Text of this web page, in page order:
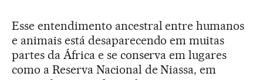
Esse entendimento ancestral entre humanos
e animais está desaparecendo em muitas
partes da África e se conserva em lugares
como a Reserva Nacional de Niassa, em